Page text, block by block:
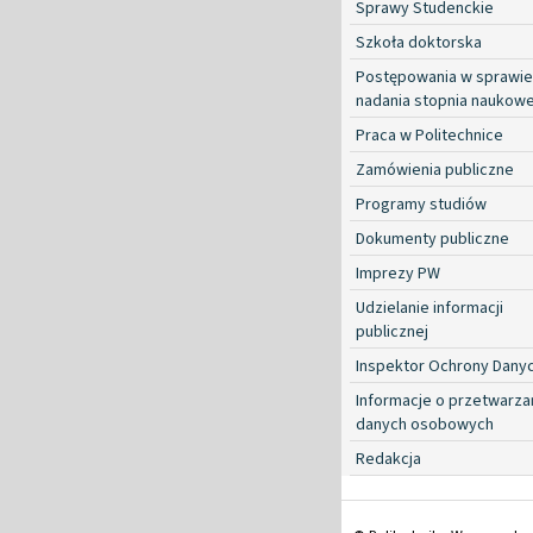
Sprawy Studenckie
Szkoła doktorska
Postępowania w sprawie
nadania stopnia
Praca w Politechnice
Zamówienia publiczne
Programy studiów
Dokumenty publiczne
Imprezy PW
Udzielanie informacji
publicznej
Inspektor Ochrony
Informacje o
danych osobowych
Redakcja